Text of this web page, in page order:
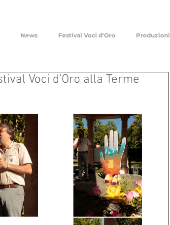
News Festival Voci d'Oro Produzioni
Voci d'Oro alla Terme